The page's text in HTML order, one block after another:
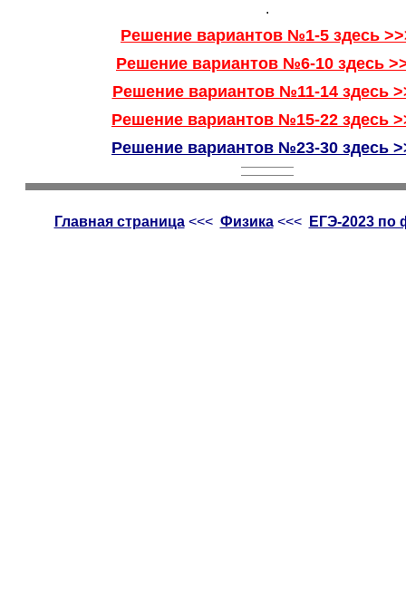
.
Решение вариантов №1-5 здесь
Решение вариантов №6-10 здесь
Решение вариантов №11-14 здесь
Решение вариантов №15-22 здесь
Решение вариантов №23-30 здесь
Главная страница<<< Физика<<< ЕГЭ-2023 по